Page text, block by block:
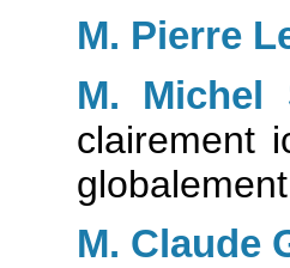
M. Pierre
M. Michel
clairement
M. Claude